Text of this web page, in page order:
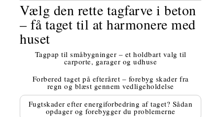
Vælg den rette tagfarve i beton
– få taget til at harmonere med
huset
Tagpap til småbygninger – et holdbart valg til
carporte, garager og udhuse
Forbered taget på efteråret – forebyg skader fra
regn og blæst gennem vedligeholdelse
Fugtskader efter energiforbedring af taget? Sådan
opdager og forebygger du problemerne